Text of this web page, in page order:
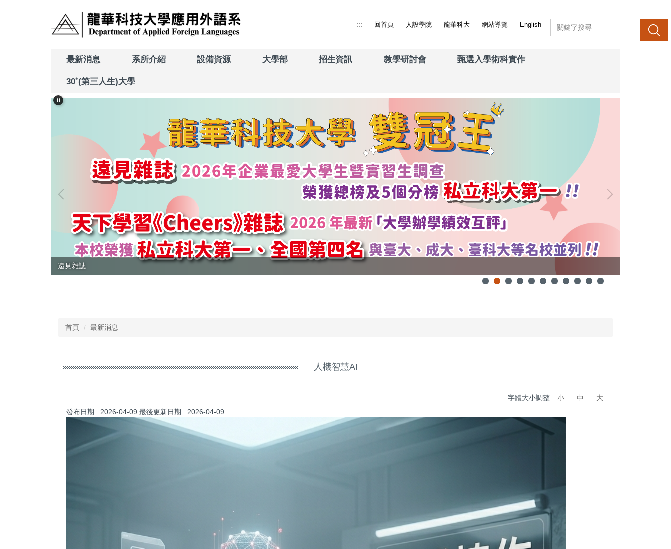
::: 回首頁 人設學院 龍華科大 網站導覽 English
搜 尋
最新消息 系所介紹 設備資源 大學部 招生資訊 教學研討會 甄選入學術科實作
30⁺(第三人生)大學
企業最愛大學生
:::
首頁
最新消息
人機智慧AI
字體大小調整 小 中
大
發布日期 : 2026-04-09 最後更新日期 : 2026-04-09